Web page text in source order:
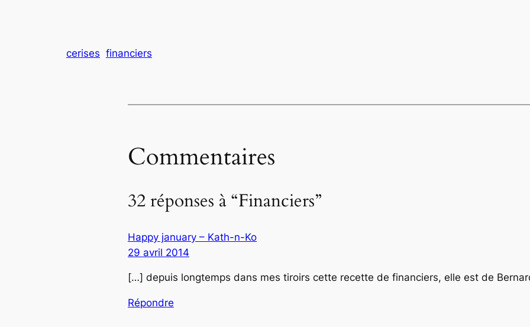
cerises financiers
Commentaires
32 réponses à “Financiers”
Happy january – Kath-n-Ko
29 avril 2014
[…] depuis longtemps dans mes tiroirs cette recette de financiers, elle est de
Répondre